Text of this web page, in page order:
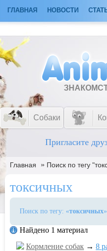
ГЛАВНАЯ НОВОСТИ
Собаки
Пригласите
Главная » Поиск по тегу
токсичных
Поиск по тегу: «токсичных
Найдено 1 материал
Кормление собак → 8